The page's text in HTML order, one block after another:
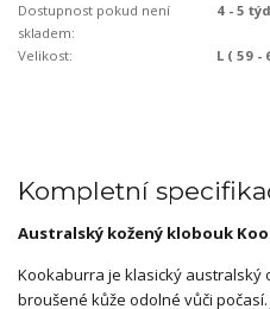
Dostupnost pokud není
skladem:
4 - 5
Velikost: L ( 59 -
Kompletní
Australský kožený klobouk
Kookaburra je klasický australský
broušené kůže odolné vůči